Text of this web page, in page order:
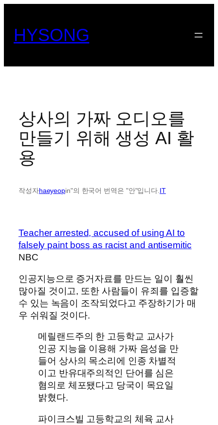
HYSONG
상사의 가짜 오디오를
만들기 위해 생성 AI 활
용
작성자haeyeopin"의 한국어 번역은 "안"입니다.IT
Teacher arrested, accused of using AI to
falsely paint boss as racist and antisemitic
NBC
인공지능으로 증거자료를 만드는 일이 훨씬
많아질 것이고, 또한 사람들이 유죄를 입증할
수 있는 녹음이 조작되었다고 주장하기가 매
우 쉬워질 것이다.
메릴랜드주의 한 고등학교 교사가
인공 지능을 이용해 가짜 음성을 만
들어 상사의 목소리에 인종 차별적
이고 반유대주의적인 단어를 심은
혐의로 체포됐다고 당국이 목요일
밝혔다.
파이크스빌 고등학교의 체육 교사